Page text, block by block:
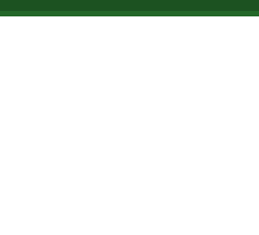
Skip to main content